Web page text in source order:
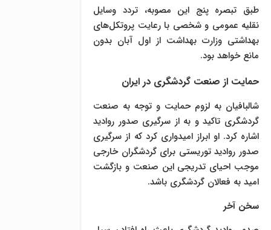
طبق تبصره پنج این مصوبه، تردد وسایل
نقلیه عمومی و شخصی با رعایت پروتکل‌های
بهداشتی وزارت بهداشت از اول آبان بدون
مانع خواهد بود.
حمایت از صنعت گردشگری در ایران
شالبافیان به لزوم حمایت و توجه به صنعت
گردشگری تاکید و به از سرگیری صدور روادید
اشاره کرد. او ابراز امیدواری کرد که از سرگیری
صدور روادید توریستی برای گردشگران خارجی
موجب احیای تدریجی این صنعت و بازگشت
امید به فعالان گردشگری باشد.
سخن آخر